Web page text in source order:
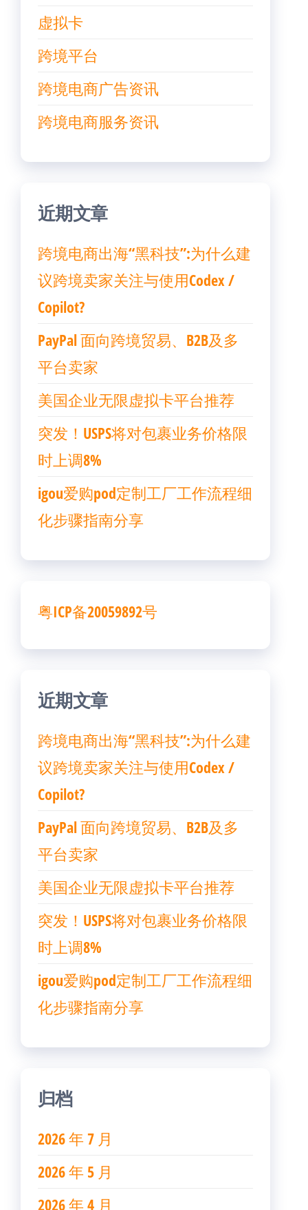
虚拟卡
跨境平台
跨境电商广告资讯
跨境电商服务资讯
近期文章
跨境电商出海“黑科技”:为什么建
议跨境卖家关注与使用Codex /
Copilot?
PayPal 面向跨境贸易、B2B及多
平台卖家
美国企业无限虚拟卡平台推荐
突发！USPS将对包裹业务价格限
时上调8%
igou爱购pod定制工厂工作流程细
化步骤指南分享
粤ICP备20059892号
近期文章
跨境电商出海“黑科技”:为什么建
议跨境卖家关注与使用Codex /
Copilot?
PayPal 面向跨境贸易、B2B及多
平台卖家
美国企业无限虚拟卡平台推荐
突发！USPS将对包裹业务价格限
时上调8%
igou爱购pod定制工厂工作流程细
化步骤指南分享
归档
2026 年 7 月
2026 年 5 月
2026 年 4 月